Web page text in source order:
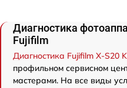
Диагностика
Fujifilm
Диагностика Fujifilm X-S20
профильном сервисном
мастерами. На все виды